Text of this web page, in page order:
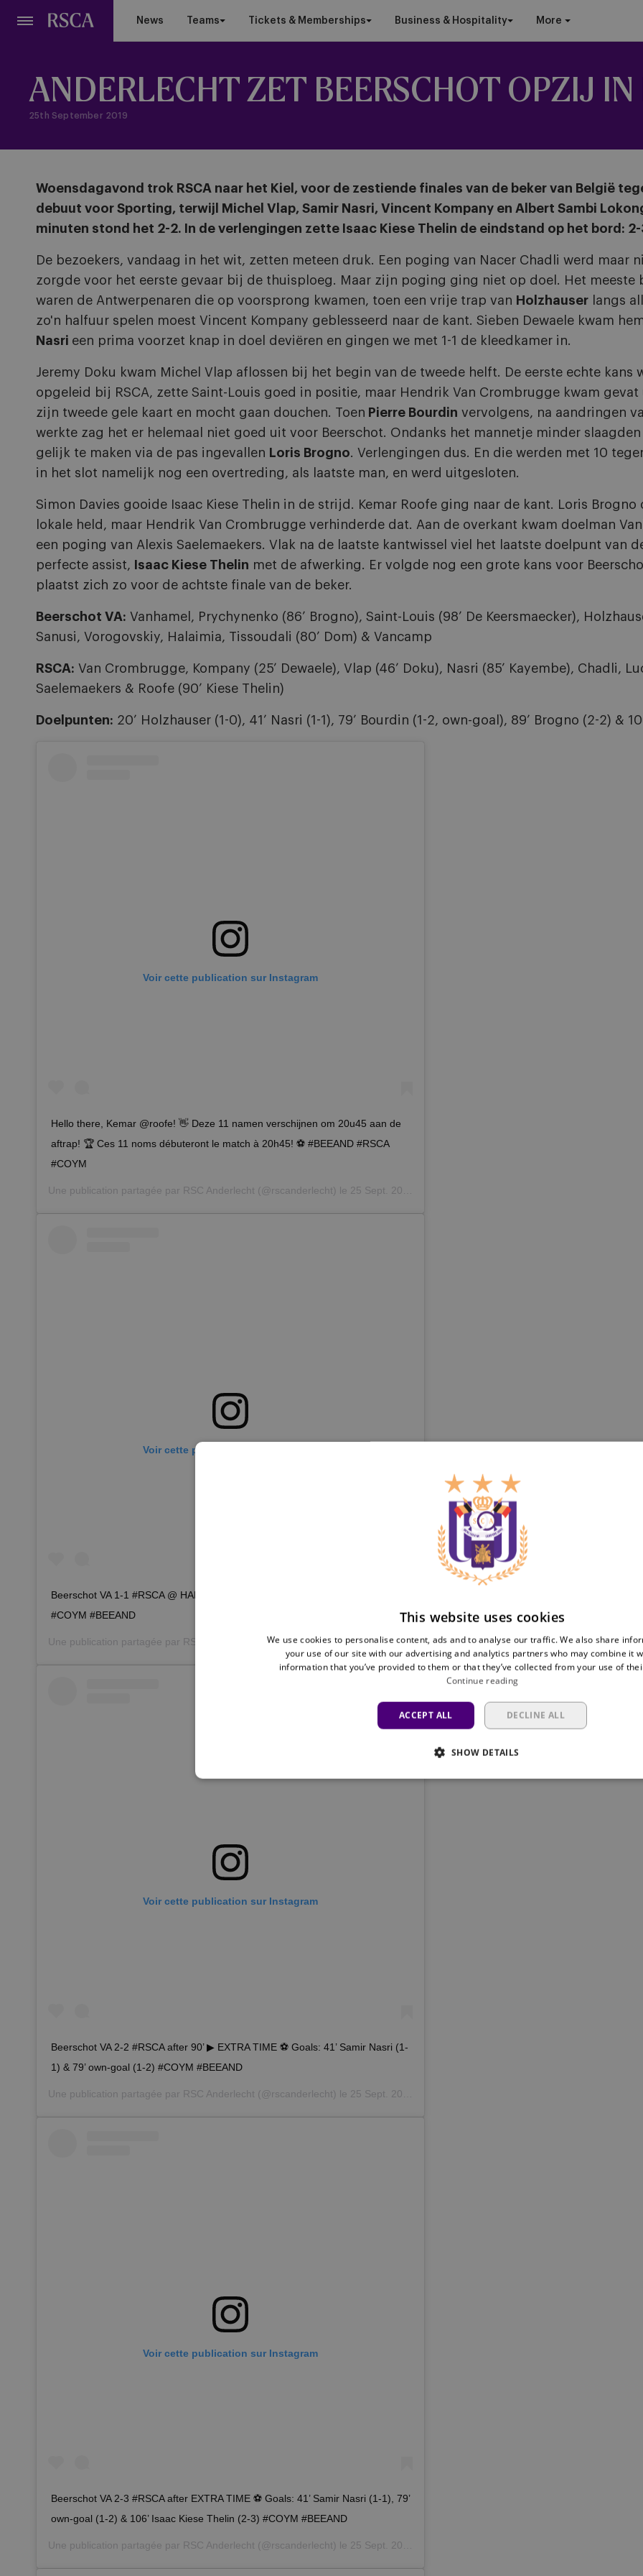
News Teams Tickets & Memberships Business & Hospitality More
ANDERLECHT ZET BEERSCHOT OPZIJ
25th September 2019
Woensdagavond trok RSCA naar het Kiel, voor de zestiende finales van de beker van België
debuut voor Sporting, terwijl Michel Vlap, Samir Nasri, Vincent Kompany en Albert Sambi
minuten stond het 2-2. In de verlengingen zette Isaac Kiese Thelin de eindstand op het bord: 2-
De bezoekers, vandaag in het wit, zetten meteen druk. Een poging van Nacer Chadli werd maar
zorgde voor het eerste gevaar bij de thuisploeg. Maar zijn poging ging niet op doel. Het meeste
waren de Antwerpenaren die op voorsprong kwamen, toen een vrije trap van Holzhauser langs
zo'n halfuur spelen moest Vincent Kompany geblesseerd naar de kant. Sieben Dewaele kwam
Nasri een prima voorzet knap in doel deviëren en gingen we met 1-1 de kleedkamer in.
Jeremy Doku kwam Michel Vlap aflossen bij het begin van de tweede helft. De eerste echte kans
opgeleid bij RSCA, zette Saint-Louis goed in positie, maar Hendrik Van Crombrugge kwam
zijn tweede gele kaart en mocht gaan douchen. Toen Pierre Bourdin vervolgens, na aandringen
werkte zag het er helemaal niet goed uit voor Beerschot. Ondanks het mannetje minder
gelijk te maken via de pas ingevallen Loris Brogno. Verlengingen dus. En die werden met 10
in het slot namelijk nog een overtreding, als laatste man, en werd uitgesloten.
Simon Davies gooide Isaac Kiese Thelin in de strijd. Kemar Roofe ging naar de kant. Loris
lokale held, maar Hendrik Van Crombrugge verhinderde dat. Aan de overkant kwam doelman
een poging van Alexis Saelemaekers. Vlak na de laatste kantwissel viel het laatste doelpunt van
perfecte assist,
Isaac Kiese Thelin met de afwerking. Er volgde nog een grote kans voor
plaatst zich zo voor de achtste finale van de beker.
Beerschot VA: Vanhamel, Prychynenko (86’ Brogno), Saint-Louis (98’ De Keersmaecker),
Sanusi, Vorogovskiy, Halaimia, Tissoudali (80’ Dom) & Vancamp
RSCA: Van Crombrugge, Kompany (25’ Dewaele), Vlap (46’ Doku), Nasri (85’ Kayembe), Chadli,
Saelemaekers & Roofe (90’ Kiese Thelin)
Doelpunten: 20’ Holzhauser (1-0), 41’ Nasri (1-1), 79’ Bourdin (1-2, own-goal), 89’ Brogno (2-2) &
Voir cette publication sur Instagram
Hello there, Kemar @roofe! 👋 Deze 11 namen verschijnen om 20u45 aan de
aftrap! 🏆 Ces 11 noms débuteront le match à 20h45! ⚽ #BEEAND #RSCA
#COYM
Une publication partagée par RSC Anderlecht (@rscanderlecht) le 25 Sept. 2019 à 10 :44 PDT
Voir cette publication sur Instagram
Beerschot VA 1-1 #RSCA @ HALF TIME ⚽️ Goal: 41’ @samnasri8 (1-1)
#COYM #BEEAND
Une publication partagée par RSC Anderlecht (@rscanderlecht) le25 Sept. 2019 à 12 :43 PDT
Voir cette publication sur Instagram
Beerschot VA 2-2 #RSCA after 90’ ▶ EXTRA TIME ⚽ Goals: 41’ Samir Nasri (1-
1) & 79’ own-goal (1-2) #COYM #BEEAND
Une publication partagée par RSC Anderlecht (@rscanderlecht) le 25 Sept. 2019 à 1 :47 PDT
Voir cette publication sur Instagram
Beerschot VA 2-3 #RSCA after EXTRA TIME ⚽ Goals: 41’ Samir Nasri (1-1), 79’
own-goal (1-2) & 106’ Isaac Kiese Thelin (2-3) #COYM #BEEAND
Une publication partagée par RSC Anderlecht (@rscanderlecht) le 25 Sept. 2019 à 2 :23 PDT
This website uses cookies
We use cookies to personalise content, ads and to analyse our traffic. We also share
your use of our site with our advertising and analytics partners who may combine it
information that you’ve provided to them or that they’ve collected from your use of
Continue reading
ACCEPT ALL DECLINE ALL
SHOW DETAILS